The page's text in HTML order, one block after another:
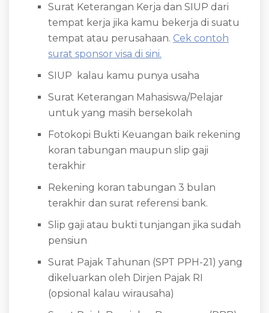
Surat Keterangan Kerja dan SIUP dari
tempat kerja jika kamu bekerja di suatu
tempat atau perusahaan. Cek contoh
surat sponsor visa di sini.
SIUP kalau kamu punya usaha
Surat Keterangan Mahasiswa/Pelajar
untuk yang masih bersekolah
Fotokopi Bukti Keuangan baik rekening
koran tabungan maupun slip gaji
terakhir
Rekening koran tabungan 3 bulan
terakhir dan surat referensi bank.
Slip gaji atau bukti tunjangan jika sudah
pensiun
Surat Pajak Tahunan (SPT PPH-21) yang
dikeluarkan oleh Dirjen Pajak RI
(opsional kalau wirausaha)